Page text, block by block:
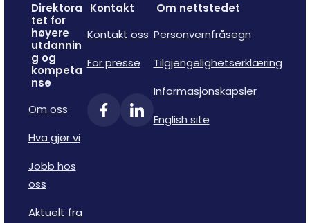
Direktora
tet for
høyere
utdannin
g og
kompeta
nse
Om oss
Hva gjør vi
Jobb hos
oss
Aktuelt fra
Kontakt
Kontakt oss
For presse
Om nettstedet
Personvernfråsegn
Tilgjengelighetserklæring
Informasjonskapsler
English site